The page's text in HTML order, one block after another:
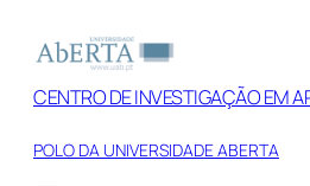
para
conteúdo
CENTRO DE INVESTIGAÇÃO EM
POLO DA UNIVERSIDADE ABERTA